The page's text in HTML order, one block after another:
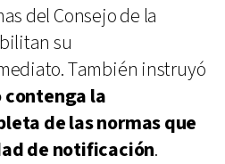
del Consejo de la
su
También instruyó
la
de las normas que
de notificación.